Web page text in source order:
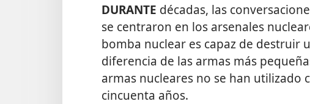
DURANTE décadas, las
se centraron en los arsenales
bomba nuclear es capaz de destruir
diferencia de las armas más
armas nucleares no se han utilizado
cincuenta años.